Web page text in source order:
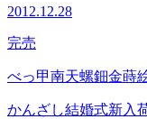
2012.12.28
完売
べっ甲南天螺鈿金蒔
かんざし結婚式新入